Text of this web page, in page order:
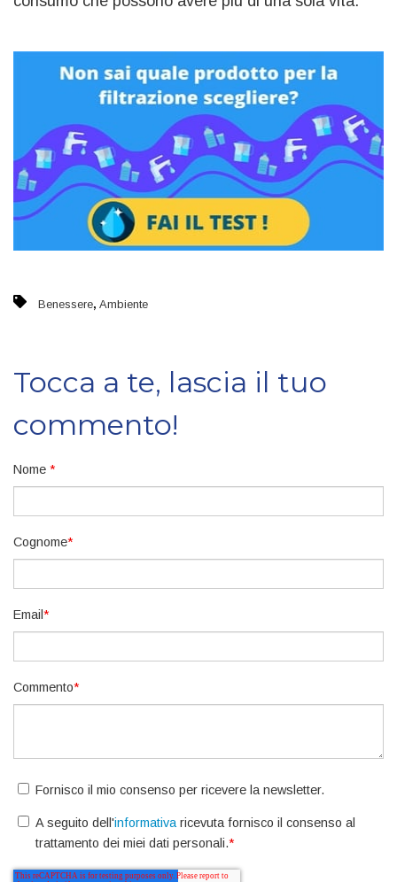
Benessere, Ambiente
Tocca a te, lascia il tuo
commento!
Nome *
Cognome*
Email *
Commento*
Fornisco il mio consenso per ricevere la newsletter.
A seguito dell'informativaricevuta fornisco il consenso al
trattamento dei miei dati personali.*